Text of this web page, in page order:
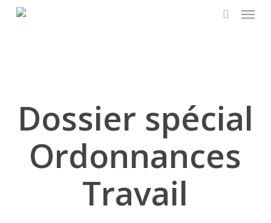
Menu
Dossier spécial
Ordonnances
Travail